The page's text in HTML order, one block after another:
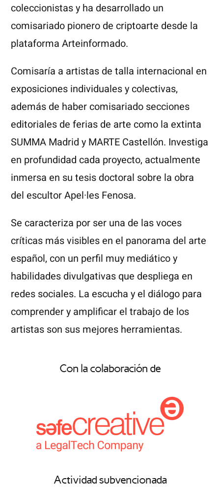
coleccionistas y ha desarrollado un
comisariado pionero de criptoarte desde la
plataforma Arteinformado.
Comisaría a artistas de talla internacional en
exposiciones individuales y colectivas,
además de haber comisariado secciones
editoriales de ferias de arte como la extinta
SUMMA Madrid y MARTE Castellón. Investiga
en profundidad cada proyecto, actualmente
inmersa en su tesis doctoral sobre la obra
del escultor Apel·les Fenosa.
Se caracteriza por ser una de las voces
críticas más visibles en el panorama del arte
español, con un perfil muy mediático y
habilidades divulgativas que despliega en
redes sociales. La escucha y el diálogo para
comprender y amplificar el trabajo de los
artistas son sus mejores herramientas.
Con la colaboración de
Actividad subvencionada